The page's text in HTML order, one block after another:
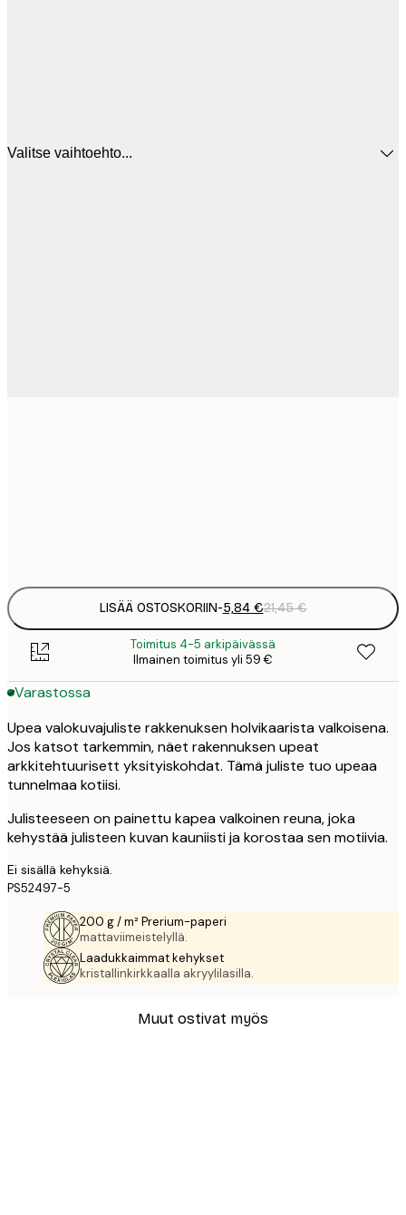
Valitse vaihtoehto...
LISÄÄ OSTOSKORIIN-5,84 €21,45 €
Toimitus 4-5 arkipäivässä
Ilmainen toimitus yli 59 €
Varastossa
Upea valokuvajuliste rakkenuksen holvikaarista valkoisena.
Jos katsot tarkemmin, näet rakennuksen upeat
arkkitehtuurisett yksityiskohdat. Tämä juliste tuo upeaa
tunnelmaa kotiisi.
Julisteeseen on painettu kapea valkoinen reuna, joka
kehystää julisteen kuvan kauniisti ja korostaa sen motiivia.
Ei sisällä kehyksiä.
PS52497-5
200 g / m² Prerium-paperi
mattaviimeistelyllä.
Laadukkaimmat kehykset
kristallinkirkkaalla akryylilasilla.
Muut ostivat myös